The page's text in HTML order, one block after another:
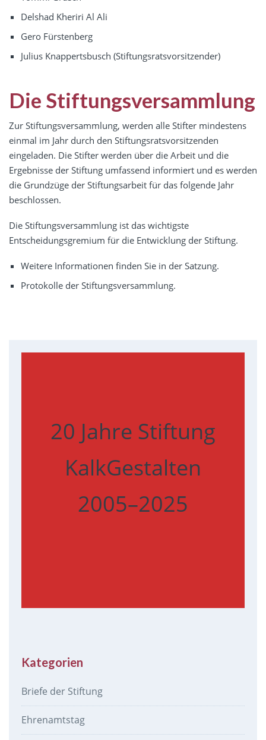
Delshad Kheriri Al Ali
Gero Fürstenberg
Julius Knappertsbusch (Stiftungsratsvorsitzender)
Die Stiftungsversammlung
Zur Stiftungsversammlung, werden alle Stifter mindestens
einmal im Jahr durch den Stiftungsratsvorsitzenden
eingeladen. Die Stifter werden über die Arbeit und die
Ergebnisse der Stiftung umfassend informiert und es werden
die Grundzüge der Stiftungsarbeit für das folgende Jahr
beschlossen.
Die Stiftungsversammlung ist das wichtigste
Entscheidungsgremium für die Entwicklung der Stiftung.
Weitere Informationen finden Sie in der Satzung.
Protokolle der Stiftungsversammlung.
20 Jahre Stiftung
KalkGestalten
2005–2025
Kategorien
Briefe der Stiftung
Ehrenamtstag